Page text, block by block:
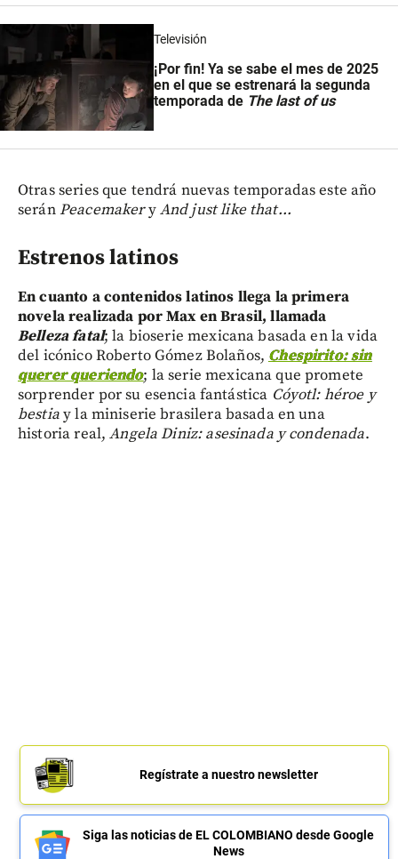
Televisión
¡Por fin! Ya se sabe el mes de 2025
en el que se estrenará la segunda
temporada de The last of us
Otras series que tendrá nuevas temporadas este año
seránPeacemakeryAnd just like that...
Estrenos latinos
En cuanto a contenidos latinos llega la primera
novela realizada por Max en Brasil, llamada
Belleza fatal; la bioserie mexicana basada en la vida
del icónico Roberto Gómez Bolaños, Chespirito: sin
querer queriendo; la serie mexicana que promete
sorprender por su esencia fantástica Cóyotl: héroe y
bestiay la miniserie brasilera basada en una
historia real, Angela Diniz: asesinada y condenada.
Regístrate a nuestro newsletter
Siga las noticias de EL COLOMBIANO desde Google
News